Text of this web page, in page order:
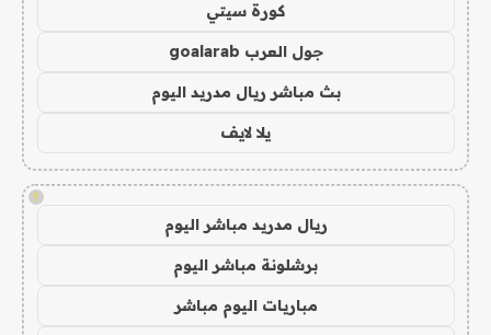
كورة سيتي
جول العرب goalarab
بث مباشر ريال مدريد اليوم
يلا لايف
!
ريال مدريد مباشر اليوم
برشلونة مباشر اليوم
مباريات اليوم مباشر